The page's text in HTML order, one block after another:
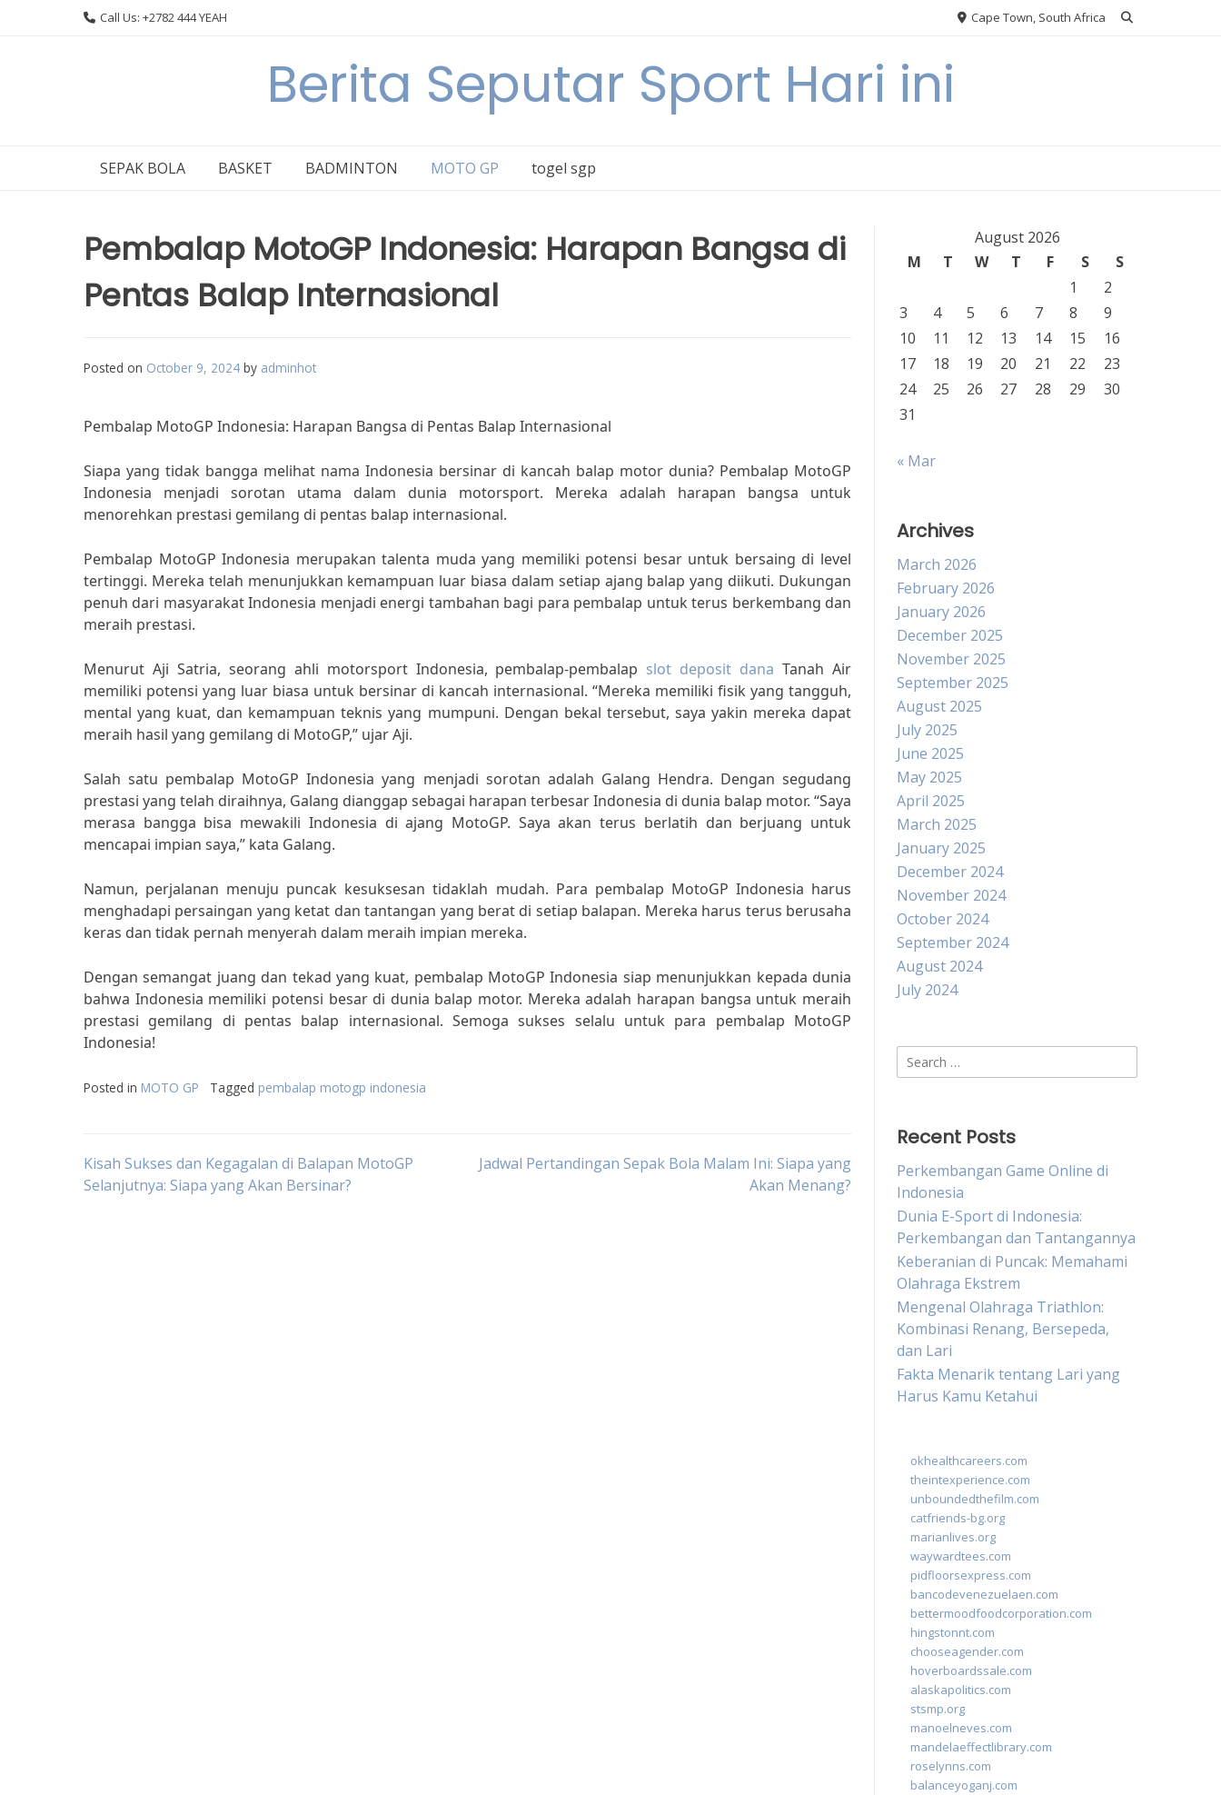
Call Us: +2782 444 YEAH Cape Town, South Africa
Berita Seputar Sport Hari ini
SEPAK BOLA BASKET BADMINTON MOTO GP togel sgp
Pembalap MotoGP Indonesia: Harapan Bangsa di
Pentas Balap Internasional
Posted on October 9, 2024 by adminhot
Pembalap MotoGP Indonesia: Harapan Bangsa di Pentas Balap Internasional
Siapa yang tidak bangga melihat nama Indonesia bersinar di kancah balap motor dunia? Pembalap MotoGP
Indonesia menjadi sorotan utama dalam dunia motorsport. Mereka adalah harapan bangsa untuk
menorehkan prestasi gemilang di pentas balap internasional.
Pembalap MotoGP Indonesia merupakan talenta muda yang memiliki potensi besar untuk bersaing di level
tertinggi. Mereka telah menunjukkan kemampuan luar biasa dalam setiap ajang balap yang diikuti. Dukungan
penuh dari masyarakat Indonesia menjadi energi tambahan bagi para pembalap untuk terus berkembang dan
meraih prestasi.
Menurut Aji Satria, seorang ahli motorsport Indonesia, pembalap-pembalap slot deposit dana Tanah Air
memiliki potensi yang luar biasa untuk bersinar di kancah internasional. “Mereka memiliki fisik yang tangguh,
mental yang kuat, dan kemampuan teknis yang mumpuni. Dengan bekal tersebut, saya yakin mereka dapat
meraih hasil yang gemilang di MotoGP,” ujar Aji.
Salah satu pembalap MotoGP Indonesia yang menjadi sorotan adalah Galang Hendra. Dengan segudang
prestasi yang telah diraihnya, Galang dianggap sebagai harapan terbesar Indonesia di dunia balap motor. “Saya
merasa bangga bisa mewakili Indonesia di ajang MotoGP. Saya akan terus berlatih dan berjuang untuk
mencapai impian saya,” kata Galang.
Namun, perjalanan menuju puncak kesuksesan tidaklah mudah. Para pembalap MotoGP Indonesia harus
menghadapi persaingan yang ketat dan tantangan yang berat di setiap balapan. Mereka harus terus berusaha
keras dan tidak pernah menyerah dalam meraih impian mereka.
Dengan semangat juang dan tekad yang kuat, pembalap MotoGP Indonesia siap menunjukkan kepada dunia
bahwa Indonesia memiliki potensi besar di dunia balap motor. Mereka adalah harapan bangsa untuk meraih
prestasi gemilang di pentas balap internasional. Semoga sukses selalu untuk para pembalap MotoGP
Indonesia!
Posted in MOTO GP Tagged pembalap motogp indonesia
Post
Kisah Sukses dan Kegagalan di Balapan MotoGP
Selanjutnya: Siapa yang Akan Bersinar?
Jadwal Pertandingan Sepak Bola Malam Ini: Siapa yang
Akan Menang?
August 2026
M
T W T F S
S
1
2
3
4 5 6 7 8
9
10
11 12 13 14 15
16
17
18 19 20 21 22
23
24
25 26 27 28 29
30
31
« Mar
Archives
March 2026
February 2026
January 2026
December 2025
November 2025
September 2025
August 2025
July 2025
June 2025
May 2025
April 2025
March 2025
January 2025
December 2024
November 2024
October 2024
September 2024
August 2024
July 2024
Search
for:
Recent Posts
Perkembangan Game Online di
Indonesia
Dunia E-Sport di Indonesia:
Perkembangan dan Tantangannya
Keberanian di Puncak: Memahami
Olahraga Ekstrem
Mengenal Olahraga Triathlon:
Kombinasi Renang, Bersepeda,
dan Lari
Fakta Menarik tentang Lari yang
Harus Kamu Ketahui
okhealthcareers.com
theintexperience.com
unboundedthefilm.com
catfriends-bg.org
marianlives.org
waywardtees.com
pidfloorsexpress.com
bancodevenezuelaen.com
bettermoodfoodcorporation.com
hingstonnt.com
chooseagender.com
hoverboardssale.com
alaskapolitics.com
stsmp.org
manoelneves.com
mandelaeffectlibrary.com
roselynns.com
balanceyoganj.com